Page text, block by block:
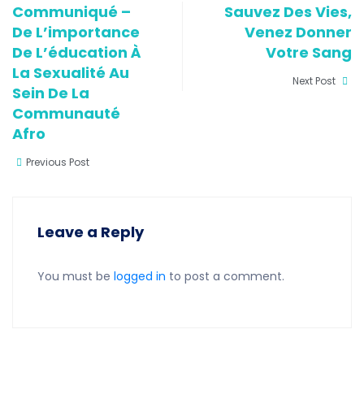
Communiqué –
De L’importance
De L’éducation À
La Sexualité Au
Sein De La
Communauté
Afro
Previous Post
Sauvez Des Vies,
Venez Donner
Votre Sang
Next Post
Leave a Reply
You must be logged in to post a comment.